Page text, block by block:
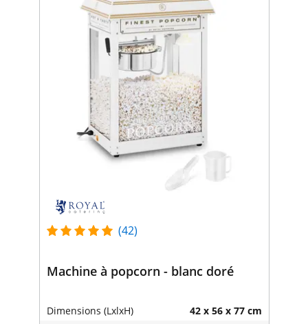
(42)
Machine à popcorn - blanc doré
Dimensions (LxlxH) 42 x 56 x 77 cm